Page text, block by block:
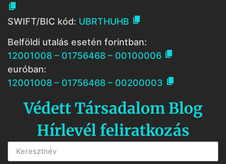

SWIFT/BIC kód: UBRTHUHB 
Belföldi utalás esetén forintban:
12001008 – 01756468 – 00100006 
euróban:
12001008 – 01756468 – 00200003 
Védett Társadalom Blog
Hírlevél feliratkozás